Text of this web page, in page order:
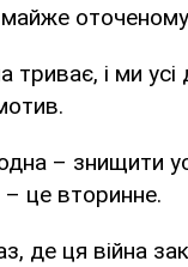
майже
триває, і ми
– знищити
це вторинне.
де ця війна